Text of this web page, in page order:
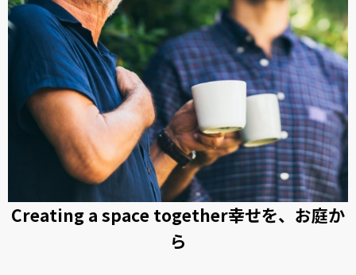
Creating a space together幸せを、お庭か
ら